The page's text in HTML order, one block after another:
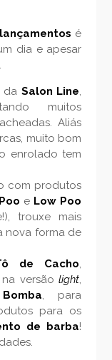
lançamentos é
dia e apesar
da Salon Line,
muitos
Aliás
muito bom
enrolado tem
com produtos
e Low Poo
trouxe mais
nova forma de
de Cacho,
na versãolight,
Bomba, para
para os
de barba!